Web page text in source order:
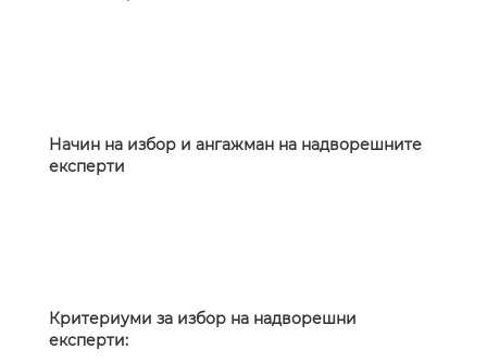
Начин на избор и ангажман на надворешните
експерти
Критериуми за избор на надворешни
експерти: